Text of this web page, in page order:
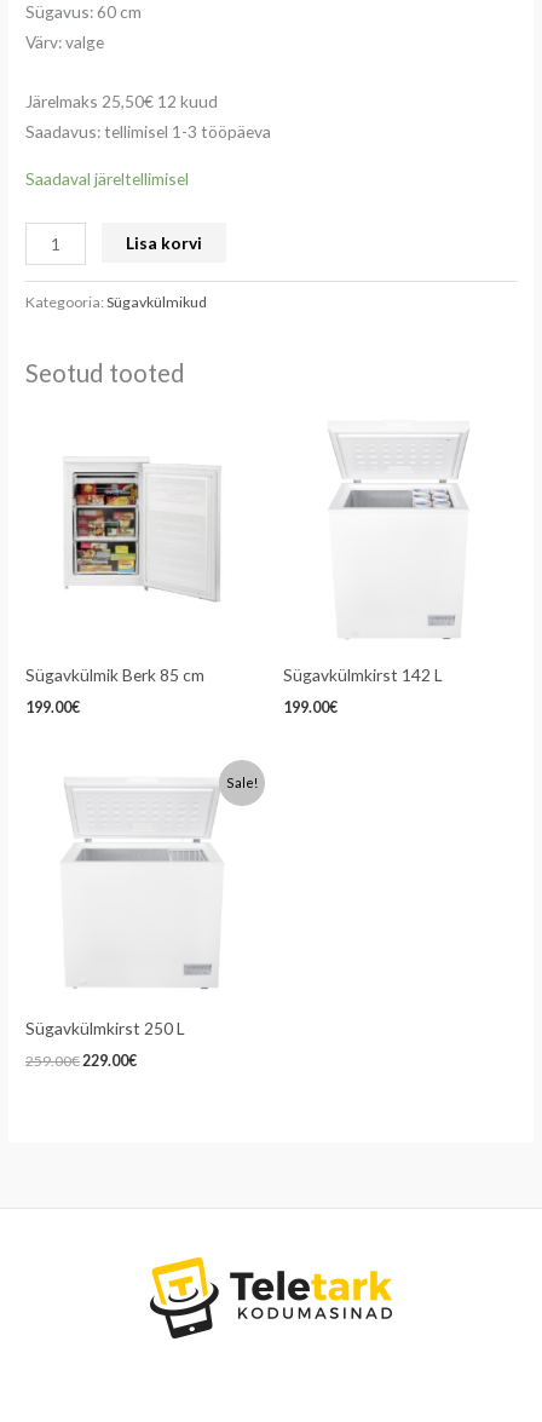
Sügavus: 60 cm
Värv: valge
Järelmaks 25,50€ 12 kuud
Saadavus: tellimisel 1-3 tööpäeva
Saadaval järeltellimisel
Lisa korvi
Kategooria:Sügavkülmikud
Seotud tooted
Sügavkülmik Berk 85 cm
199.00€
Sügavkülmkirst 142 L
199.00€
Sale!
Sügavkülmkirst 250 L
259.00€
hind
229.00€
hind